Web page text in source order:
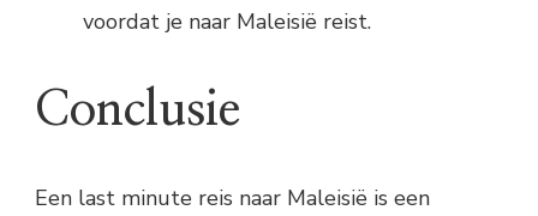
voordat je naar Maleisië reist.
Conclusie
Een last minute reis naar Maleisië is een